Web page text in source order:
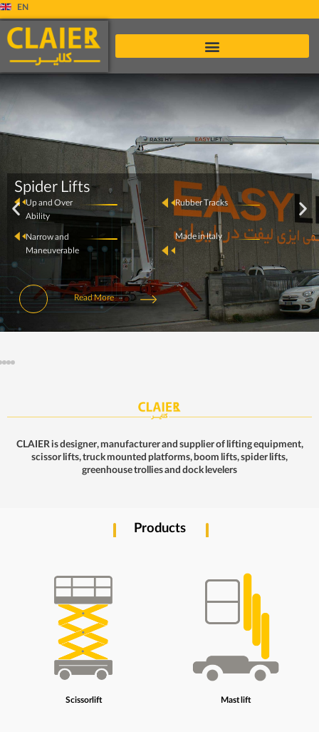
EN
Spider Lifts
Up and Over
Ability
Rubber Tracks
Narrow and
Maneuverable
Made in Italy
Read More
CLAIER is designer, manufacturer and supplier of lifting equipment,
scissor lifts, truck mounted platforms, boom lifts, spider lifts,
greenhouse trollies and dock levelers
Products
Scissorlift Mast lift